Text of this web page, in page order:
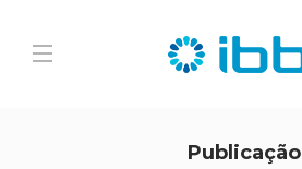
Publicação